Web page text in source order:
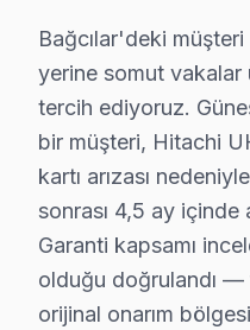
İkinci senaryo —
Üçüncü senaryo —
Bağcılar'deki müşteri
Bu tür vakalar
Bağcılar'de 16 yıllık
Avrupa Yakası'nda
Bağcılar'nin karma
Komşu ilçelerle
Bağcılar'deki
yerine somut vakalar
tercih ediyoruz.
bir müşteri, Hitachi
kartı arızası
sonrası 4,5 ay içinde
Garanti kapsamı
olduğu doğrulandı —
orijinal onarım